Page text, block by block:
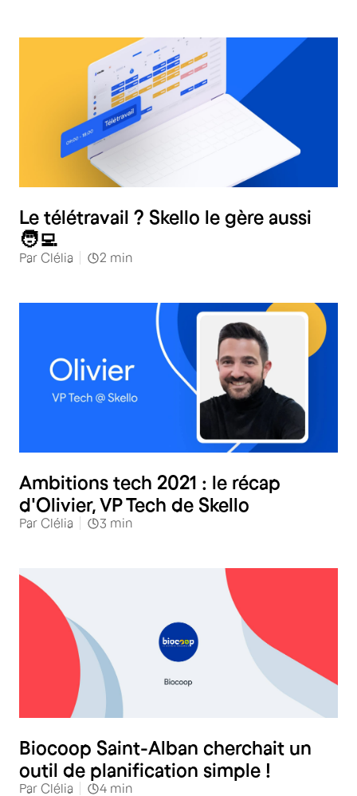
Le télétravail ? Skello le gère aussi
🧑‍💻
Par Clélia 2 min
Ambitions tech 2021 : le récap
d'Olivier, VP Tech de Skello
Par Clélia 3 min
Biocoop Saint-Alban cherchait un
outil de planification simple !
Par Clélia 4 min